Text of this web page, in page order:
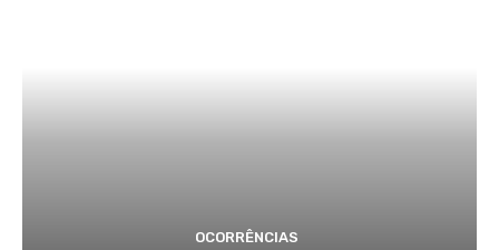
OCORRÊNCIAS